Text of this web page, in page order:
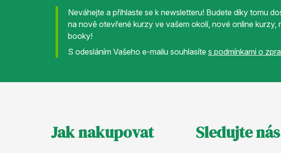
Neváhejte a přihlaste se k newsletteru! Budete díky tomu
na nově otevřené kurzy ve vašem okolí, nové online kurzy,
booky!
S odesláním Vašeho e-mailu souhlasíte s podmínkami o
Jak nakupovat Sledujte nás